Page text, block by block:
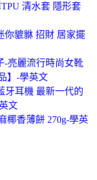
清水套 隱形套
你貔貅 招財 居家擺
-亮麗流行時尚女靴
】-學英文
牙耳機 最新一代的
文
椰香薄餅 270g-學英